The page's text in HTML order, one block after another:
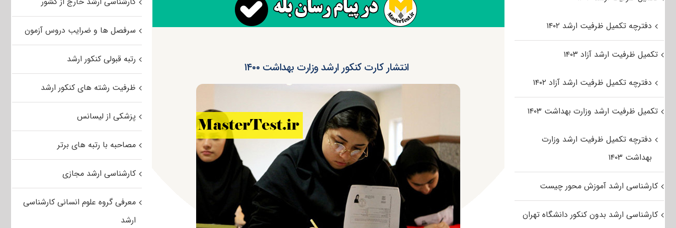
انتشار کارت کنکور ارشد وزارت بهداشت ۱۴۰۰
سرفصل ها و ضرایب دروس آزمون
رتبه قبولی کنکور ارشد
ظرفیت رشته های کنکور ارشد
پزشکی از لیسانس
مصاحبه با رتبه های برتر
کارشناسی ارشد مجازی
معرفی گروه علوم انسانی کارشناسی
ارشد
دفترچه تکمیل ظرفیت ارشد ۱۴۰۲
تکمیل ظرفیت ارشد آزاد ۱۴۰۳
دفترچه تکمیل ظرفیت ارشد آزاد ۱۴۰۲
تکمیل ظرفیت ارشد وزارت بهداشت ۱۴۰۳
دفترچه تکمیل ظرفیت ارشد وزارت
بهداشت ۱۴۰۳
کارشناسی ارشد آموزش محور چیست
کارشناسی ارشد بدون کنکور دانشگاه تهران